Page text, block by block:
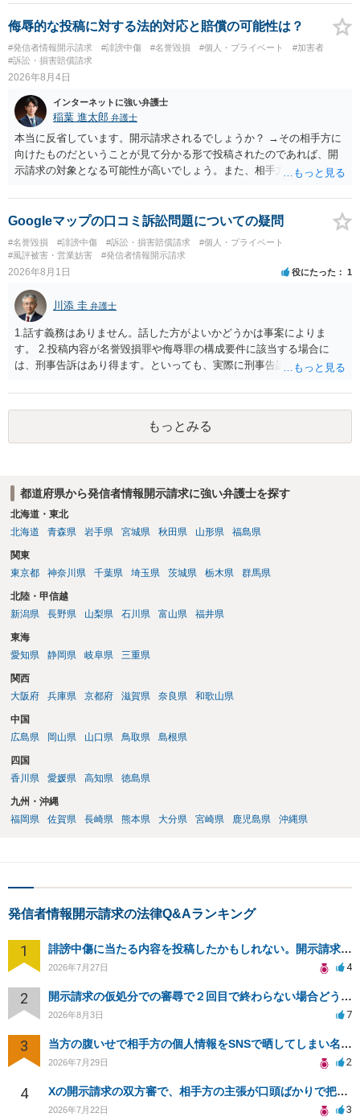
方が口頭で反論したのは、仮処分は迅速性が要求されるためです。 書
面での反論となれば、より遅延する可能性がございます。 また、本件
はXのため、APのIPアドレスの保存期間の問題もございます。 開示請
求は法律知識が不可欠ですが、それだけでは足りず、実務を踏まえた
方法を選択することが重要です。
侮辱的な投稿に対する法的対応と賠償の可能性は？
#発信者情報開示請求 #誹謗中傷 #名誉毀損 #個人・プライベート
#加害者
#訴訟・損害賠償請求
2026年8月4日
インターネットに強い弁護士
稲葉 進太郎 弁護士
本当に反省しています。開示請求されるでしょうか？ →その相手方に
向けたものだということが見て分かる形で投稿されたのであれば、開
示請求の対象となる可能性が高いでしょう。また、相手方の投稿した
と存じます。発信者情報開示請求が進むと、投稿に使った回線の契約
者のところに、意見照会がなされます。アカウント情報開示の場合
は、アカウントの登録メールに意見照会がなされます。 また、された
場合賠償金はいくらでしょうか。 →ケースバイケースであり、数万円
から１００万単位まで様々でしょう。裁判外であれば交渉して相手方
Googleマップの口コミ訴訟問題についての疑問
#名誉毀損 #誹謗中傷 #訴訟・損害賠償請求
#個人・プライベート
#風評被害・営業妨害
#発信者情報開示請求
2026年8月1日 役にたった 1
川添 圭 弁護士
1.話す義務はありません。話した方がよいかどうかは事案によりま
す。 2.投稿内容が名誉毀損罪や侮辱罪の構成要件に該当する場合に
は、刑事告訴はあり得ます。といっても、実際に刑事告訴に動くかど
です。Googleは電話番号の開示請求もできることが多いので、少しで
も特定可能になるよう、複数ルートで開示請求が行われることが多い
です。さらにいえば、利用者からの口コミ投稿の場合、開示請求者は
ある程度対象者を特定できている（ただし証拠による裏付けか必要な
もっとみる
都道府県から発信者情報開示請求に強い弁護士を探す
北海道・東北
北海道
青森県 岩手県 宮城県 秋田県 山形県 福島県
関東
東京都
神奈川県 千葉県 埼玉県 茨城県 栃木県 群馬県
北陸・甲信越
新潟県
長野県 山梨県 石川県 富山県 福井県
東海
愛知県
静岡県 岐阜県 三重県
関西
大阪府
兵庫県 京都府 滋賀県 奈良県 和歌山県
中国
広島県
岡山県 山口県 鳥取県 島根県
四国
香川県
愛媛県 高知県 徳島県
九州・沖縄
福岡県
佐賀県 長崎県 熊本県 大分県 宮崎県 鹿児島県 沖縄県
発信者情報開示請求の法律Q&Aランキング
1 誹謗中傷に当たる内容を投稿したかもしれない。開示請求や民事刑事裁判に発展しうるのか教えて欲しい。
2026年7月27日 4
2 開示請求の仮処分での審尋で２回目で終わらない場合どうしたらいいですか
2026年8月3日 7
3 当方の腹いせで相手方の個人情報をSNSで晒してしまい名誉毀損させてしまったかもしれない
2026年7月29日 2
4 Xの開示請求の双方審で、相手方の主張が口頭ばかりで把握しきれません
2026年7月22日 3